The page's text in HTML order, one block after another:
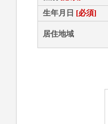
生年月日 [必須]
居住地域